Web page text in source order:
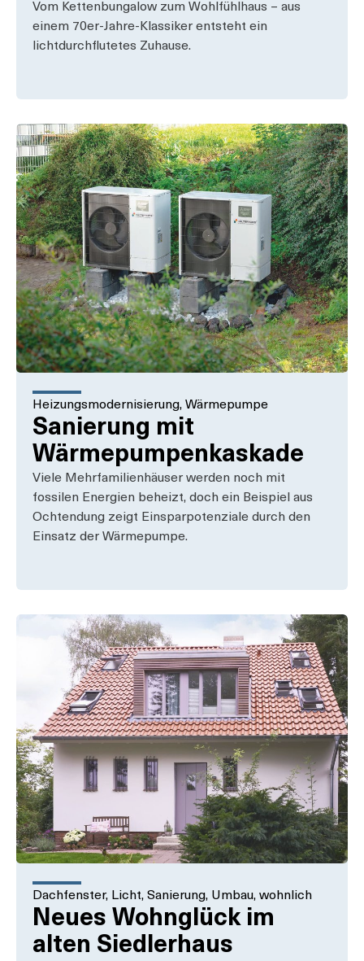
Vom Kettenbungalow zum Wohlfühlhaus – aus
einem 70er-Jahre-Klassiker entsteht ein
lichtdurchflutetes Zuhause.
Heizungsmodernisierung, Wärmepumpe
Sanierung mit
Wärmepumpenkaskade
Viele Mehrfamilienhäuser werden noch mit
fossilen Energien beheizt, doch ein Beispiel aus
Ochtendung zeigt Einsparpotenziale durch den
Einsatz der Wärmepumpe.
Dachfenster, Licht, Sanierung, Umbau, wohnlich
Neues Wohnglück im
alten Siedlerhaus